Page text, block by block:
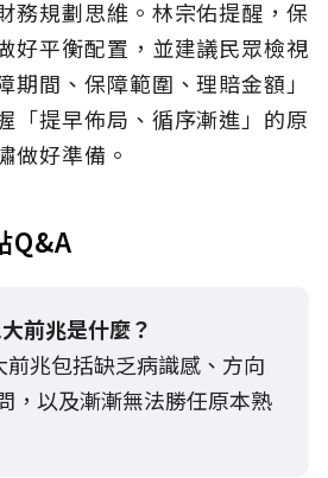
務規劃思維。 林宗佑提醒，保
好平衡配置，並建議民眾檢視
期間、保障範圍、理賠金額」
「提早佈局、循序漸進」的原
做好準備。
Q&A
前兆是什麼？
前兆包括缺乏病識感、方向
，以及漸漸無法勝任原本熟